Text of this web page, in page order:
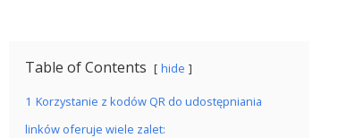
Table of Contents hide
1 Korzystanie z kodów QR do udostępniania
linków oferuje wiele zalet: